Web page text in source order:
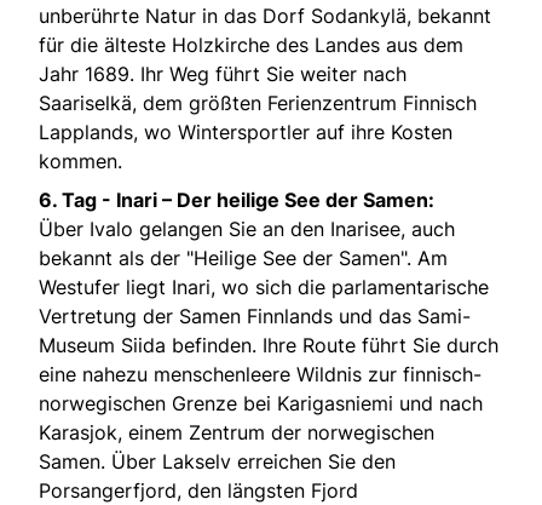
unberührte Natur in das Dorf Sodankylä, bekannt
für die älteste Holzkirche des Landes aus dem
Jahr 1689. Ihr Weg führt Sie weiter nach
Saariselkä, dem größten Ferienzentrum Finnisch
Lapplands, wo Wintersportler auf ihre Kosten
kommen.
6. Tag - Inari – Der heilige See der Samen:
Über Ivalo gelangen Sie an den Inarisee, auch
bekannt als der "Heilige See der Samen". Am
Westufer liegt Inari, wo sich die parlamentarische
Vertretung der Samen Finnlands und das Sami-
Museum Siida befinden. Ihre Route führt Sie durch
eine nahezu menschenleere Wildnis zur finnisch-
norwegischen Grenze bei Karigasniemi und nach
Karasjok, einem Zentrum der norwegischen
Samen. Über Lakselv erreichen Sie den
Porsangerfjord, den längsten Fjord